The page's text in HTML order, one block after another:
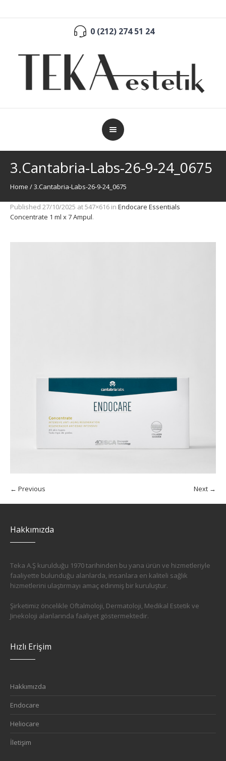
0 (212) 274 51 24
3.Cantabria-Labs-26-9-24_0675
Home /3.Cantabria-Labs-26-9-24_0675
Published 27/10/2025 at 547×616 in Endocare Essentials
Concentrate 1 ml x 7 Ampul.
← Previous Next →
Hakkımızda
Teka A.Ş kurulduğu 1970 tarihinden bu yana ürün ve hizmetleriyle
faaliyette bulunduğu alanlarda, insanlara en kaliteli sağlık
hizmetlerini ulaştırmayı amaç edinmiş bir kuruluştur.
Şirketimiz öncelikle Oftalmoloji, Dermatoloji, Medikal Estetik ve
Jinekoloji alanlarında faaliyet göstermektedir.
Hızlı Erişim
Hakkımızda
Endocare
Heliocare
İletişim